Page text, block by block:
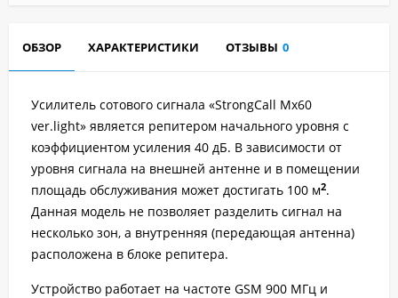
ОБЗОР ХАРАКТЕРИСТИКИ ОТЗЫВЫ 0
Усилитель сотового сигнала «StrongCall Mx60
ver.light» является репитером начального уровня с
коэффициентом усиления 40 дБ. В зависимости от
уровня сигнала на внешней антенне и в помещении
площадь обслуживания может достигать 100 м2.
Данная модель не позволяет разделить сигнал на
несколько зон, а внутренняя (передающая антенна)
расположена в блоке репитера.
Устройство работает на частоте GSM 900 МГц и